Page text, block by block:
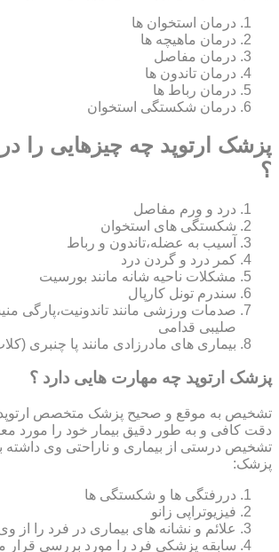
درمان استخوان ها
درمان ماهیچه ها
درمان مفاصل
درمان تاندون ها
درمان رباط ها
درمان شکستگی استخوان
پزشک ارتوپد چه چیزهایی را
؟
درد و ورم مفاصل
شکستگی های استخوان
آسیب به عضله،تاندون و رباط
کمر درد و گردن درد
مشکلات ناحیه شانه مانند بورسیت
سندرم تونل کارپال
صدمات ورزشی مانند تاندونیت،پارگی
صلیبی قدامی
بیماری های مادرزادی مانند پا چنبری
پزشک ارتوپد چه مهارت هایی دارد ؟
تشخیص به موقع و صحیح پزشک متخصص ارتوپدی
دقت کافی و به طور دقیق بیمار خود را مورد
تشخیص درستی از بیماری و ناراحتی وی داشته
پزشک:
دررفتگی ها و شکستگی ها
فیزیوتراپی زانو
علائم و نشانه های بیماری در فرد را از
سابقه پزشکی فرد را مورد بررسی قرار